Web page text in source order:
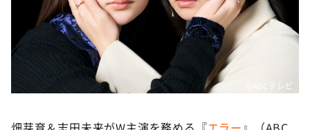
本日はダイアンなり！シーズン２
朝だ！生です旅サラダ
教えて！ニュースライブ 正義のミカタ
ＬＩＦＥ～夢のカタチ～
©️ABCテレビ